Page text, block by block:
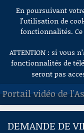
Aller au contenu
En poursuivant
l’utilisation de
fonctionnalités.
ATTENTION : si vous
fonctionnalités de
seront pas
Portail vidéo de
ACCUEIL
DEMANDE DE